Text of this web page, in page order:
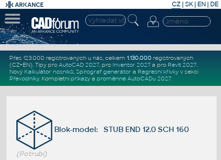
CZ | SK| EN | DE
Přes 123.000 registrovaných u nás, celkem 1.130.000registrovaných
(CZ+EN). Tipy pro AutoCAD 2027, pro Inventor 2027a pro Revit 2027.
Nový Kalkulátor nosníků, Spirograf generátor a Regresní křivkyv sekci
Převodníky. Kompletní příkazya proměnné AutoCADu 2027.
Blok-model: STUB END 12.0 SCH 160
(Potrubí)